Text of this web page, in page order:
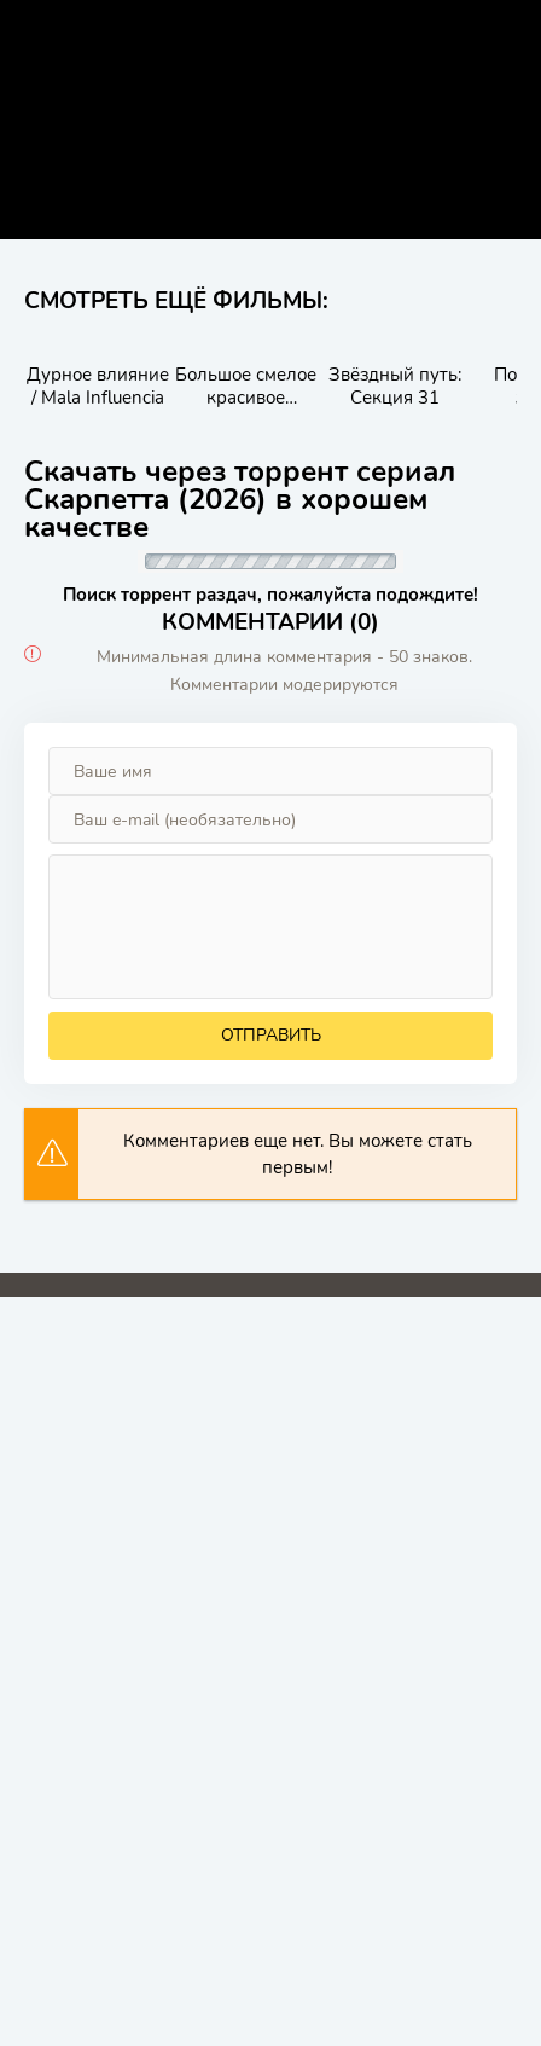
СМОТРЕТЬ ЕЩЁ ФИЛЬМЫ:
Дурное влияние
/ Mala Influencia
Большое смелое
красивое
Звёздный путь:
Секция 31
Скачать через торрент сериал
Скарпетта (2026) в хорошем
качестве
Поиск торрент раздач, пожалуйста подождите!
КОММЕНТАРИИ (0)
Минимальная длина комментария - 50 знаков.
Комментарии модерируются
ОТПРАВИТЬ
Комментариев еще нет. Вы можете стать
первым!